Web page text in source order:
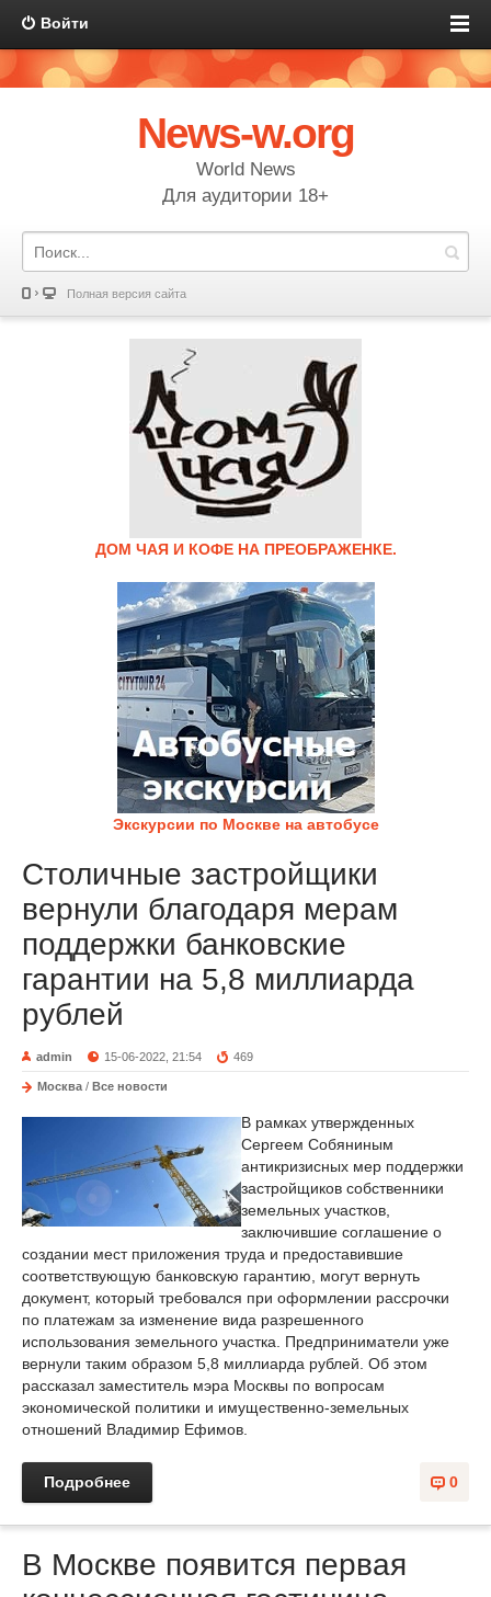
Войти
News-w.org
World News
Для аудитории 18+
Полная версия сайта
ДОМ ЧАЯ И КОФЕ НА ПРЕОБРАЖЕНКЕ.
Экскурсии по Москве на автобусе
Столичные застройщики
вернули благодаря мерам
поддержки банковские
гарантии на 5,8 миллиарда
рублей
admin 15-06-2022, 21:54 469
Москва / Все новости
В рамках утвержденных
Сергеем Собяниным
антикризисных мер поддержки
застройщиков собственники
земельных участков,
заключившие соглашение о
создании мест приложения труда и предоставившие
соответствующую банковскую гарантию, могут вернуть
документ, который требовался при оформлении рассрочки
по платежам за изменение вида разрешенного
использования земельного участка. Предприниматели уже
вернули таким образом 5,8 миллиарда рублей. Об этом
рассказал заместитель мэра Москвы по вопросам
экономической политики и имущественно-земельных
отношений Владимир Ефимов.
0
Подробнее
В Москве появится первая